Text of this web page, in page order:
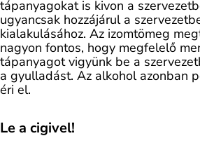
tápanyagokat is kivon a
ugyancsak hozzájárul a
kialakulásához. Az izomtömeg
nagyon fontos, hogy megfelelő
tápanyagot vigyünk be a
a gyulladást. Az alkohol azonban
éri el.
Le a cigivel!